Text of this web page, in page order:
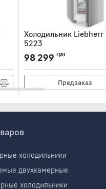
Холодильник Liebherr
5223
Артикул: CBNSDA5223
98 299 грн
Предзаказ
холодильники
двухкамерные
холодильники